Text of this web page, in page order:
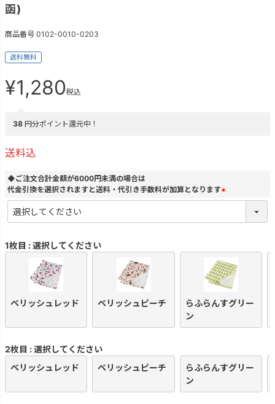
函)
商品番号 0102-0010-0203
送料無料
¥1,280税込
38 円分ポイント還元中！
送料込
◆ご注文合計金額が6000円未満の場合は
代金引換を選択されますと送料・代引き手数料が加算となります
(
須
1枚目 選択してください
ベリッシュレッド ベリッシュピーチ
らふらんすグリー
ン
2枚目
選択してください
ベリッシュレッド
ベリッシュピーチ
らふらんすグリー
ン